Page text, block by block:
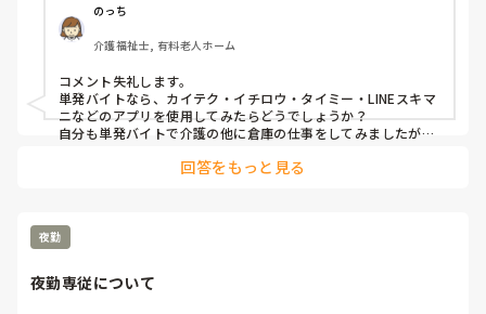
のっち
介護福祉士, 有料老人ホーム
コメント失礼します。
単発バイトなら、カイテク・イチロウ・タイミー・LINEスキマ
ニなどのアプリを使用してみたらどうでしょうか？
自分も単発バイトで介護の他に倉庫の仕事をしてみましたが、
回答をもっと見る
夜勤
夜勤専従について